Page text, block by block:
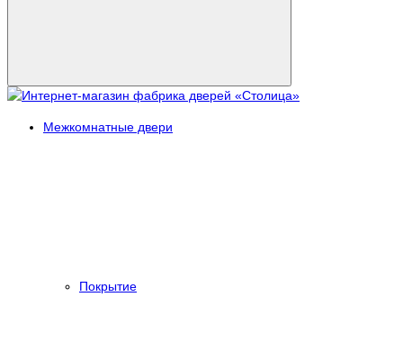
Межкомнатные двери
Покрытие